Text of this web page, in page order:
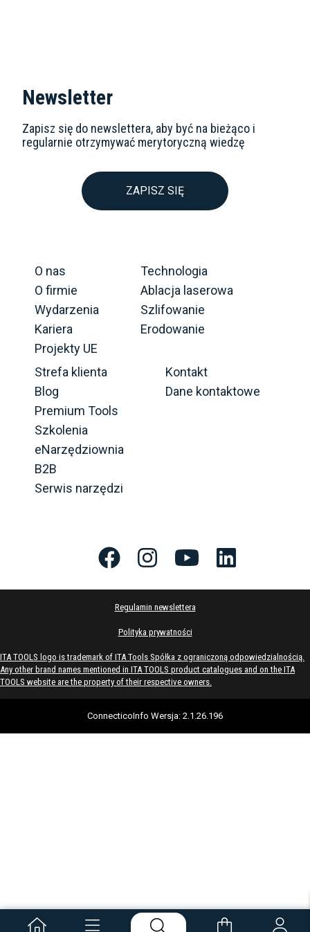
Newsletter
Zapisz się do newslettera, aby być na bieżąco i
regularnie otrzymywać merytoryczną wiedzę
ZAPISZ SIĘ
O nas
O firmie
Wydarzenia
Kariera
Projekty UE
Technologia
Ablacja laserowa
Szlifowanie
Erodowanie
Strefa klienta
Blog
Premium Tools
Szkolenia
eNarzędziownia
B2B
Serwis narzędzi
Kontakt
Dane kontaktowe
Regulamin newslettera
Polityka prywatności
ITA TOOLS logo is trademark of ITA Tools Spółka z ograniczoną odpowiedzialnością.
Any other brand names mentioned in ITA TOOLS product catalogues and on the ITA
TOOLS website are the property of their respective owners.
ConnecticoInfo Wersja: 2.1.26.196